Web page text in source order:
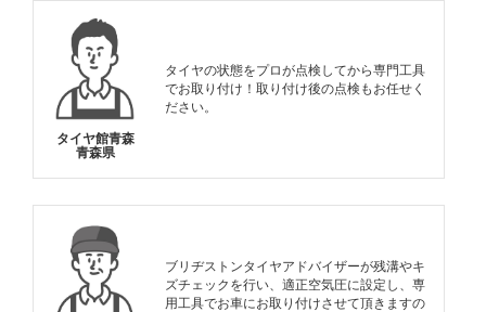
タイヤ館青森
青森県
タイヤの状態をプロが点検してから専門工具
でお取り付け！取り付け後の点検もお任せく
ださい。
ブリヂストンタイヤアドバイザーが残溝やキ
ズチェックを行い、適正空気圧に設定し、専
用工具でお車にお取り付けさせて頂きますの